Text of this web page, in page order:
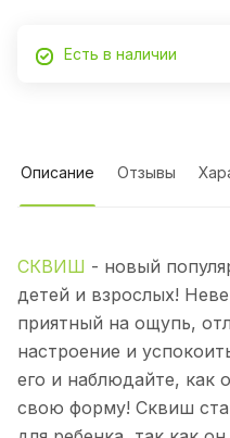
Есть в наличии
Описание Отзывы
СКВИШ - новый
детей и взрослых!
приятный на ощупь,
настроение и
его и наблюдайте, как
свою форму! Сквиш